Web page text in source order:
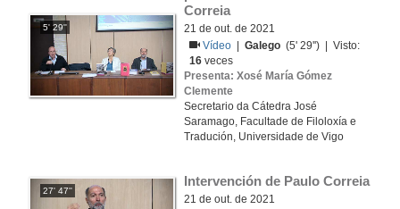
5' 29''
Correia
21 de out. de 2021
Vídeo
|Galego (5' 29'') | Visto:
16 veces
Presenta: Xosé María Gómez
Clemente
Secretario da Cátedra José
Saramago, Facultade de Filoloxía e
Tradución, Universidade de Vigo
27' 47''
Intervención de Paulo Correia
21 de out. de 2021